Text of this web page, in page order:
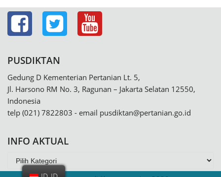
PUSDIKTAN
Gedung D Kementerian Pertanian Lt. 5,
Jl. Harsono RM No. 3, Ragunan – Jakarta Selatan 12550,
Indonesia
telp (021) 7822803 - email pusdiktan@pertanian.go.id
INFO AKTUAL